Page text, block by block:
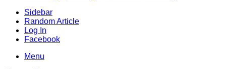
Sidebar
Random Article
Log In
Facebook
Menu